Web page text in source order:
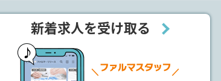
新着求人を受け取る